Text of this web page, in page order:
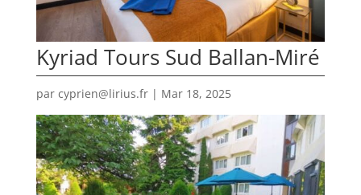
Kyriad Tours Sud Ballan-Miré
par cyprien@lirius.fr| Mar 18, 2025